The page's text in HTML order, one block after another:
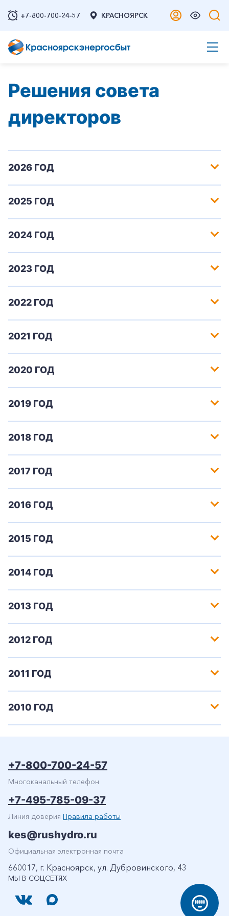
+7-800-700-24-57 КРАСНОЯРСК
+7-800-700-24-57
Заказать обратный звонок
Частным клиентам
Решения совета
директоров
2026 ГОД
2025 ГОД
2024 ГОД
2023 ГОД
2022 ГОД
2021 ГОД
2020 ГОД
2019 ГОД
2018 ГОД
2017 ГОД
2016 ГОД
2015 ГОД
2014 ГОД
2013 ГОД
2012 ГОД
2011 ГОД
2010 ГОД
МЫ В СОЦСЕТЯХ
+7-800-700-24-57
Многоканальный телефон
+7-495-785-09-37
Линия доверия Правила работы
kes@rushydro.ru
Официальная электронная почта
660017, г. Красноярск, ул. Дубровинского, 43